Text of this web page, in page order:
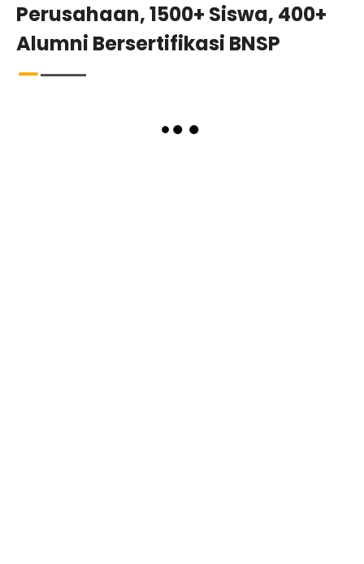
Perusahaan, 1500+ Siswa, 400+
Alumni Bersertifikasi BNSP